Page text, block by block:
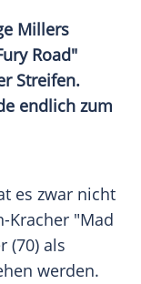
Millers
Road"
Streifen.
endlich zum
es zwar nicht
Kracher "Mad
(70) als
werden.